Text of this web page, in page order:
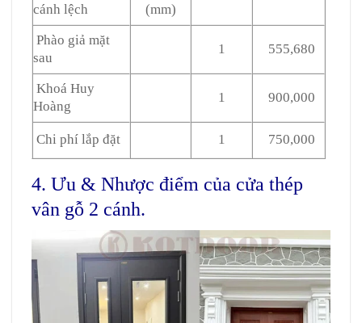
cánh lệch
(mm)
Phào giả mặt
sau
1 555,680
Khoá Huy
Hoàng
1 900,000
Chi phí lắp đặt 1 750,000
4. Ưu & Nhược điểm của cửa thép
vân gỗ 2 cánh.